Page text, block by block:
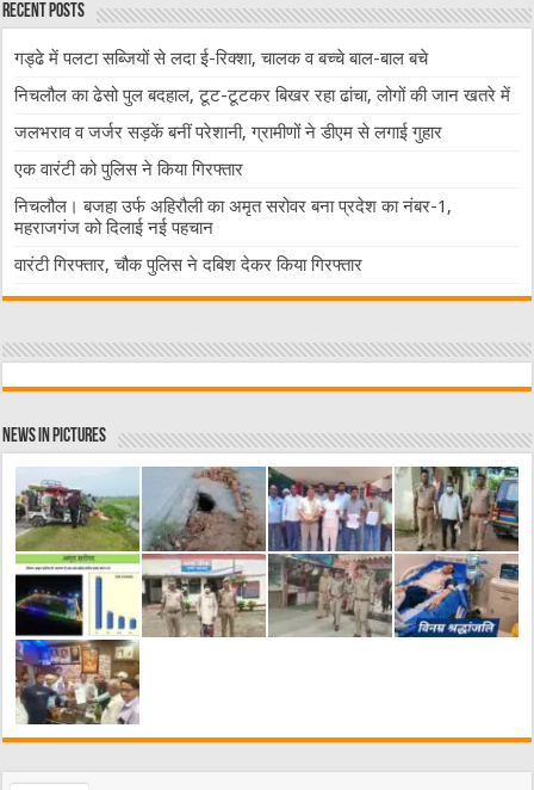
Recent Posts
गड्ढे में पलटा सब्जियों से लदा ई-रिक्शा, चालक व बच्चे बाल-बाल बचे
निचलौल का ढेसो पुल बदहाल, टूट-टूटकर बिखर रहा ढांचा, लोगों की जान खतरे में
जलभराव व जर्जर सड़कें बनीं परेशानी, ग्रामीणों ने डीएम से लगाई गुहार
एक वारंटी को पुलिस ने किया गिरफ्तार
निचलौल। बजहा उर्फ अहिरौली का अमृत सरोवर बना प्रदेश का नंबर-1,
महराजगंज को दिलाई नई पहचान
वारंटी गिरफ्तार, चौक पुलिस ने दबिश देकर किया गिरफ्तार
News in Pictures